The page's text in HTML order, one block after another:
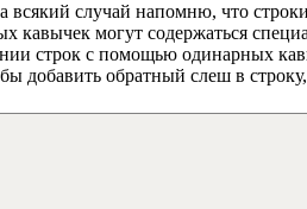
всякий случай напомню, что
кавычек могут содержаться
строк с помощью одинарных
добавить обратный слеш в